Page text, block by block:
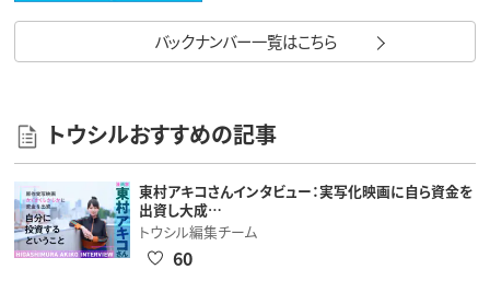
バックナンバー一覧はこちら
トウシルおすすめの記事
東村アキコさんインタビュー：実写化映画に自ら資金を
出資し大成…
トウシル編集チーム
60